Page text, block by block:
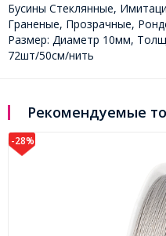
Бусины Стеклянные,
Граненые, Прозрачные,
Размер: Диаметр 10мм,
72шт/50см/нить
Рекомендуемые
-28%